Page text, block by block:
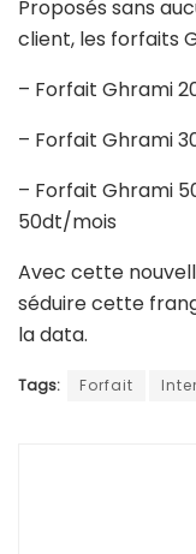
Proposés sans
client, les forfaits
– Forfait Ghrami
– Forfait Ghrami
– Forfait Ghrami
50dt/mois
Avec cette
séduire cette
la data.
Tags: Forfait